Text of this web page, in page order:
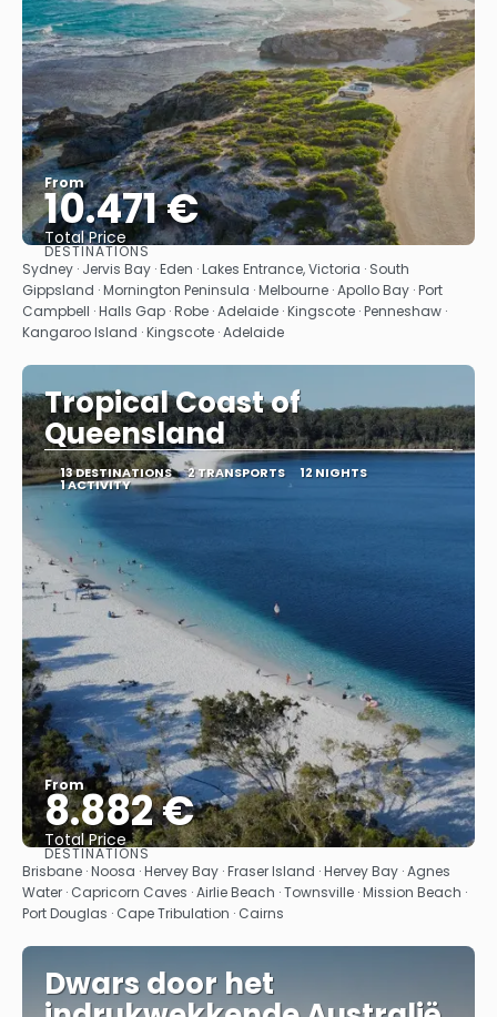
From
10.471 €
Total Price
See
DESTINATIONS
Sydney · Jervis Bay · Eden · Lakes Entrance, Victoria · South
Gippsland · Mornington Peninsula · Melbourne · Apollo Bay · Port
Campbell · Halls Gap · Robe · Adelaide · Kingscote · Penneshaw ·
Kangaroo Island · Kingscote · Adelaide
Tropical Coast of
Queensland
13 DESTINATIONS 2 TRANSPORTS 12 NIGHTS
1 ACTIVITY
From
8.882 €
Total Price
See
DESTINATIONS
Brisbane · Noosa · Hervey Bay · Fraser Island · Hervey Bay · Agnes
Water · Capricorn Caves · Airlie Beach · Townsville · Mission Beach ·
Port Douglas · Cape Tribulation · Cairns
Dwars door het